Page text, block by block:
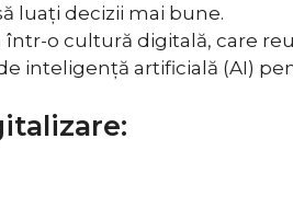
luați decizii mai bune.
o cultură digitală, care
inteligență artificială (AI)